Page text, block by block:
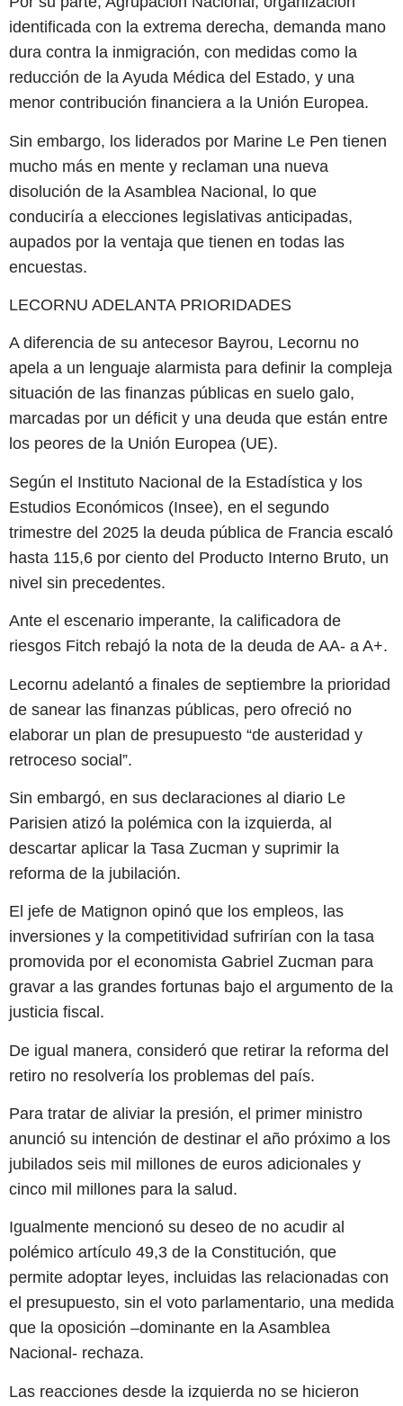
identificada con la extrema derecha, demanda mano
dura contra la inmigración, con medidas como la
reducción de la Ayuda Médica del Estado, y una
menor contribución financiera a la Unión Europea.
Sin embargo, los liderados por Marine Le Pen tienen
mucho más en mente y reclaman una nueva
disolución de la Asamblea Nacional, lo que
conduciría a elecciones legislativas anticipadas,
aupados por la ventaja que tienen en todas las
encuestas.
LECORNU ADELANTA PRIORIDADES
A diferencia de su antecesor Bayrou, Lecornu no
apela a un lenguaje alarmista para definir la compleja
situación de las finanzas públicas en suelo galo,
marcadas por un déficit y una deuda que están entre
los peores de la Unión Europea (UE).
Según el Instituto Nacional de la Estadística y los
Estudios Económicos (Insee), en el segundo
trimestre del 2025 la deuda pública de Francia escaló
hasta 115,6 por ciento del Producto Interno Bruto, un
nivel sin precedentes.
Ante el escenario imperante, la calificadora de
riesgos Fitch rebajó la nota de la deuda de AA- a A+.
Lecornu adelantó a finales de septiembre la prioridad
de sanear las finanzas públicas, pero ofreció no
elaborar un plan de presupuesto “de austeridad y
retroceso social”.
Sin embargó, en sus declaraciones al diario Le
Parisien atizó la polémica con la izquierda, al
descartar aplicar la Tasa Zucman y suprimir la
reforma de la jubilación.
El jefe de Matignon opinó que los empleos, las
inversiones y la competitividad sufrirían con la tasa
promovida por el economista Gabriel Zucman para
gravar a las grandes fortunas bajo el argumento de la
justicia fiscal.
De igual manera, consideró que retirar la reforma del
retiro no resolvería los problemas del país.
Para tratar de aliviar la presión, el primer ministro
anunció su intención de destinar el año próximo a los
jubilados seis mil millones de euros adicionales y
cinco mil millones para la salud.
Igualmente mencionó su deseo de no acudir al
polémico artículo 49,3 de la Constitución, que
permite adoptar leyes, incluidas las relacionadas con
el presupuesto, sin el voto parlamentario, una medida
que la oposición –dominante en la Asamblea
Nacional- rechaza.
Las reacciones desde la izquierda no se hicieron